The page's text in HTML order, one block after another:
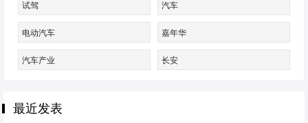
试驾 汽车
电动汽车 嘉年华
汽车产业 长安
最近发表